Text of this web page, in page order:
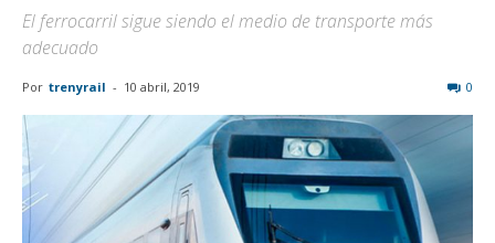
El ferrocarril sigue siendo el medio de transporte más
adecuado
Por trenyrail - 10 abril, 2019 0